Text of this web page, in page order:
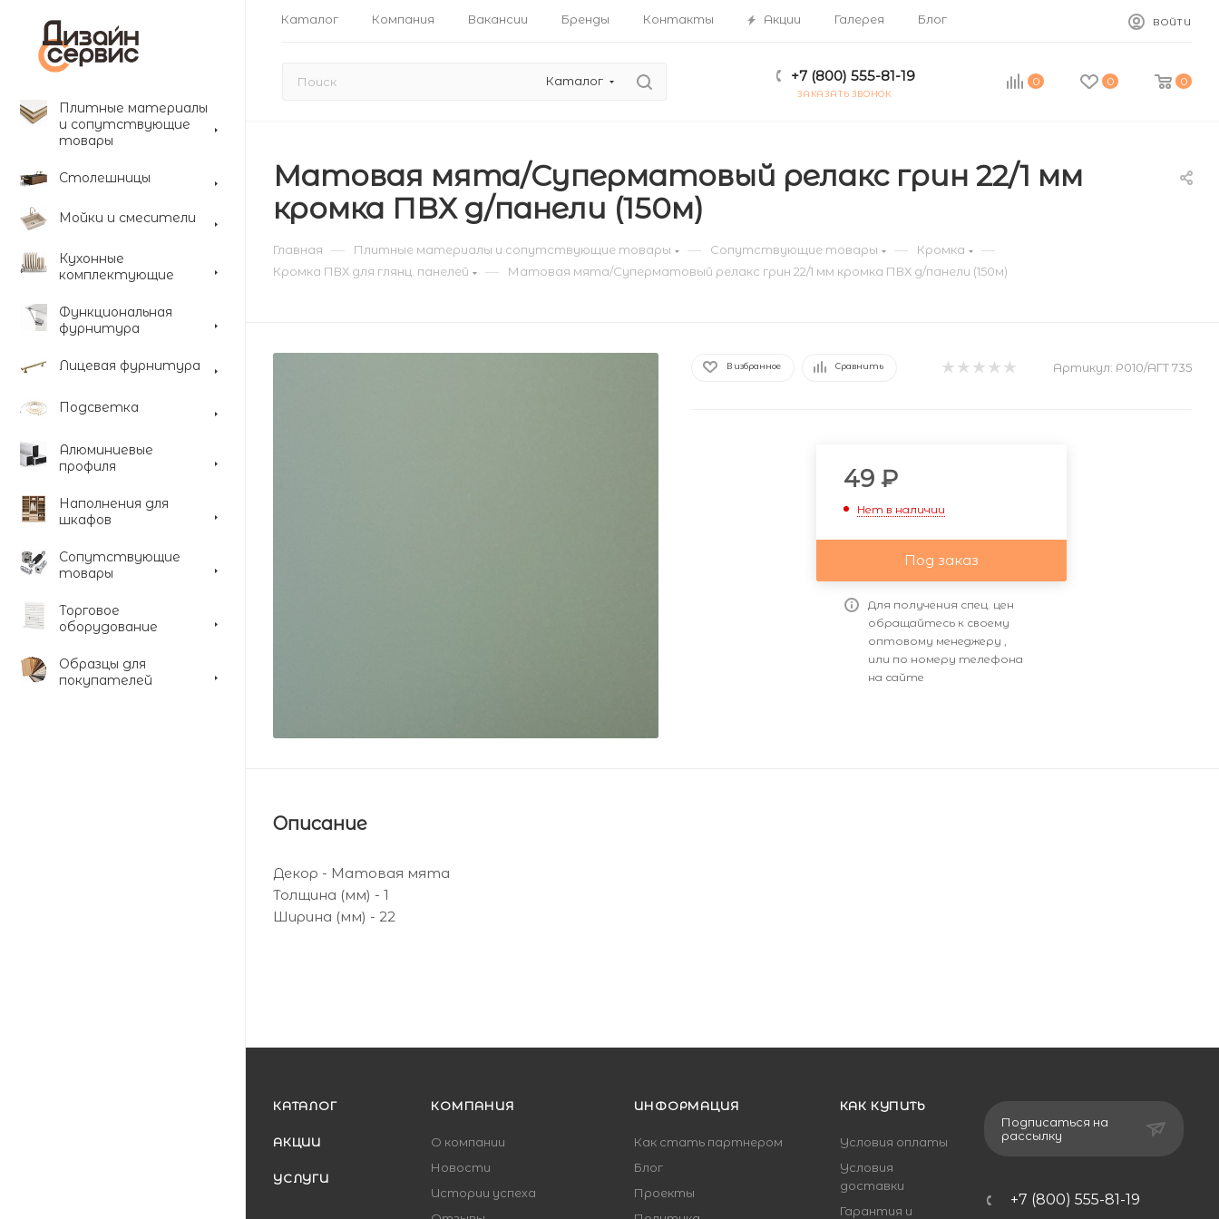
Каталог Компания Вакансии Бренды Контакты Акции Галерея Блог ВОЙТИ
Каталог +7 (800) 555-81-19
ЗАКАЗАТЬ ЗВОНОК
0 0 0
Плитные материалы
и сопутствующие
товары
Столешницы
Мойки и смесители
Кухонные
комплектующие
Функциональная
фурнитура
Лицевая фурнитура
Подсветка
Алюминиевые
профиля
Наполнения для
шкафов
Сопутствующие
товары
Торговое
оборудование
Образцы для
покупателей
Матовая мята/Суперматовый релакс грин 22/1 мм
кромка ПВХ д/панели (150м)
Главная — Плитные материалы и сопутствующие товары — Сопутствующие товары — Кромка —
Кромка ПВХ для глянц. панелей — Матовая мята/Суперматовый релакс грин 22/1 мм кромка ПВХ д/панели (150м)
В избранное Сравнить Артикул: Р010/АГТ 735
49 ₽
Нет в наличии
Под заказ
Для получения спец. цен
обращайтесь к своему
оптовому менеджеру ,
или по номеру телефона
на сайте
Описание
Декор - Матовая мята
Толщина (мм) - 1
Ширина (мм) - 22
КАТАЛОГ
АКЦИИ
УСЛУГИ
КОМПАНИЯ
О компании
Новости
Истории успеха
ИНФОРМАЦИЯ
Как стать партнером
Блог
Проекты
КАК КУПИТЬ
Условия оплаты
Условия
доставки
Гарантия и
Подписаться на
рассылку
+7 (800) 555-81-19